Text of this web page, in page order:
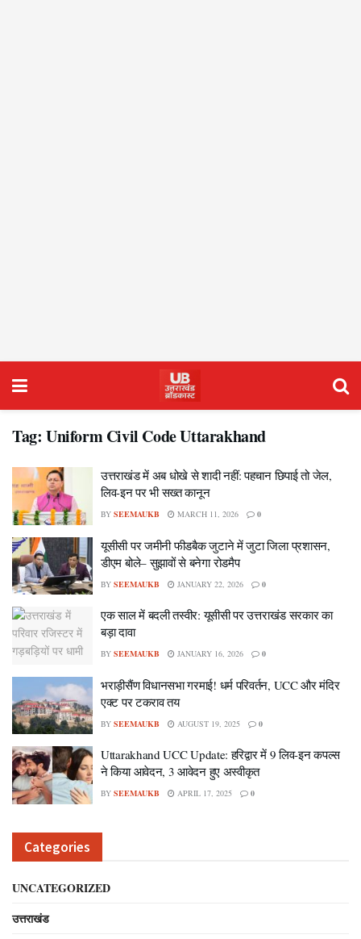
Tag: Uniform Civil Code Uttarakhand
उत्तराखंड में अब धोखे से शादी नहीं: पहचान छिपाई तो जेल,
लिव-इन पर भी सख्त कानून
BY SEEMAUKB MARCH 11, 2026 0
यूसीसी पर जमीनी फीडबैक जुटाने में जुटा जिला प्रशासन,
डीएम बोले– सुझावों से बनेगा रोडमैप
BY SEEMAUKB JANUARY 22, 2026 0
एक साल में बदली तस्वीर: यूसीसी पर उत्तराखंड सरकार का
बड़ा दावा
BY SEEMAUKB JANUARY 16, 2026 0
भराड़ीसैंण विधानसभा गरमाई! धर्म परिवर्तन, UCC और मंदिर
एक्ट पर टकराव तय
BY SEEMAUKB AUGUST 19, 2025 0
Uttarakhand UCC Update: हरिद्वार में 9 लिव-इन कपल्स
ने किया आवेदन, 3 आवेदन हुए अस्वीकृत
BY SEEMAUKB APRIL 17, 2025 0
Categories
UNCATEGORIZED
उत्तराखंड